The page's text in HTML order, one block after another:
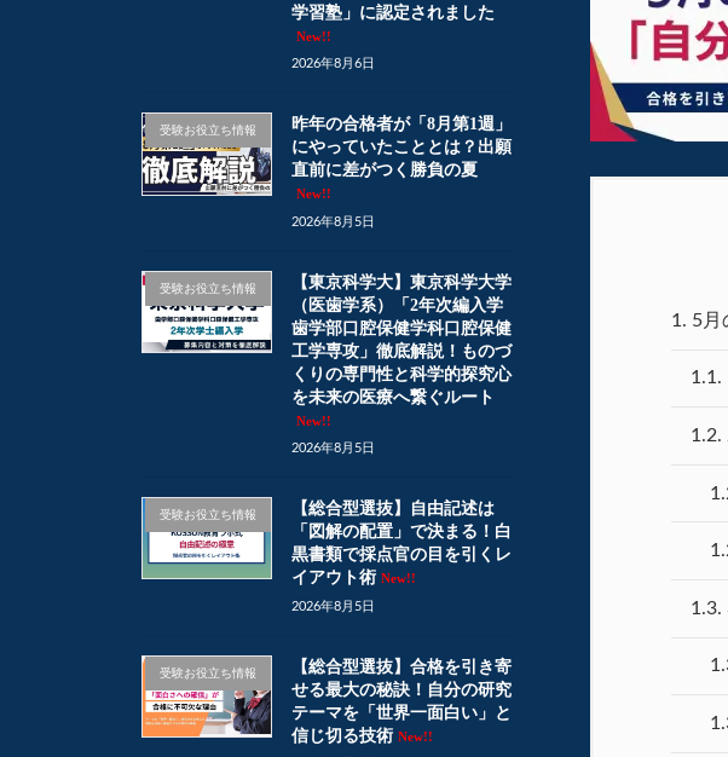
1. 5月
1.1.
1.2.
1.3.
学習塾」に認定されました
New!!
2026年8月6日
受験お役立ち情報
昨年の合格者が「8月第1週」
にやっていたこととは？出願
直前に差がつく勝負の夏
New!!
2026年8月5日
受験お役立ち情報
【東京科学大】東京科学大学
（医歯学系）「2年次編入学
歯学部口腔保健学科口腔保健
工学専攻」徹底解説！ものづ
くりの専門性と科学的探究心
を未来の医療へ繋ぐルート
New!!
2026年8月5日
受験お役立ち情報
【総合型選抜】自由記述は
「図解の配置」で決まる！白
黒書類で採点官の目を引くレ
イアウト術 New!!
2026年8月5日
受験お役立ち情報
【総合型選抜】合格を引き寄
せる最大の秘訣！自分の研究
テーマを「世界一面白い」と
信じ切る技術 New!!